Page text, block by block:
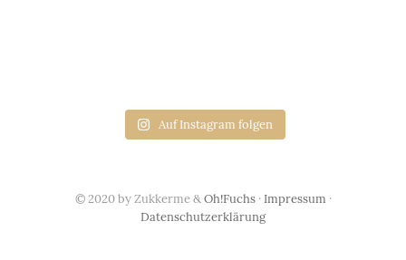
Auf Instagram folgen
© 2020 by Zukkerme &Oh!Fuchs· Impressum ·
Datenschutzerklärung